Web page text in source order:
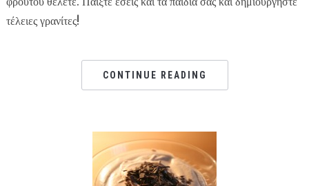
τέλειες γρανίτες!
CONTINUE READING